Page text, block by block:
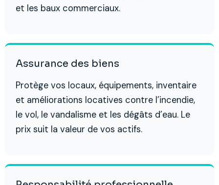
et les baux commerciaux.
Assurance des biens
Protège vos locaux, équipements, inventaire
et améliorations locatives contre l’incendie,
le vol, le vandalisme et les dégâts d’eau. Le
prix suit la valeur de vos actifs.